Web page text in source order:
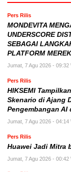
Pers Rilis
MONDEVITA
UNDERSCORE
SEBAGAI
PLATFORM
Jumat, 7 Agu 2026 - 09:32
Pers Rilis
HIKSEMI
Skenario di Ajang
Pengembangan AI
Jumat, 7 Agu 2026 - 04:14
Pers Rilis
Huawei Jadi Mitra
Jumat, 7 Agu 2026 - 00:42